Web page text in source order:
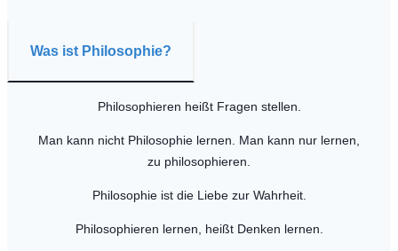
Was ist Philosophie?
Philosophieren heißt Fragen stellen.
Man kann nicht Philosophie lernen. Man kann nur lernen,
zu philosophieren.
Philosophie ist die Liebe zur Wahrheit.
Philosophieren lernen, heißt Denken lernen.